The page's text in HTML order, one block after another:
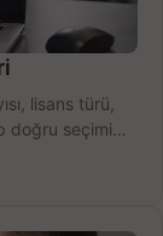
lisans türü,
doğru seçimi